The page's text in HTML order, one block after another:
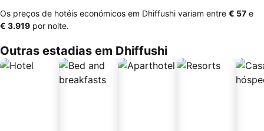
Os preços de hotéis económicos em Dhiffushi variam entre ‎€ 57 e
‎€ 3.919 por noite.
Outras estadias em Dhiffushi